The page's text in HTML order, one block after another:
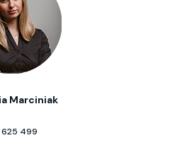
Marciniak
625 499